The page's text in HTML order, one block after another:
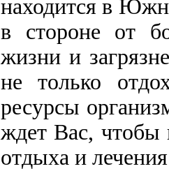
находится в
в стороне от
жизни и
не только
ресурсы
ждет Вас, чтобы
отдыха и